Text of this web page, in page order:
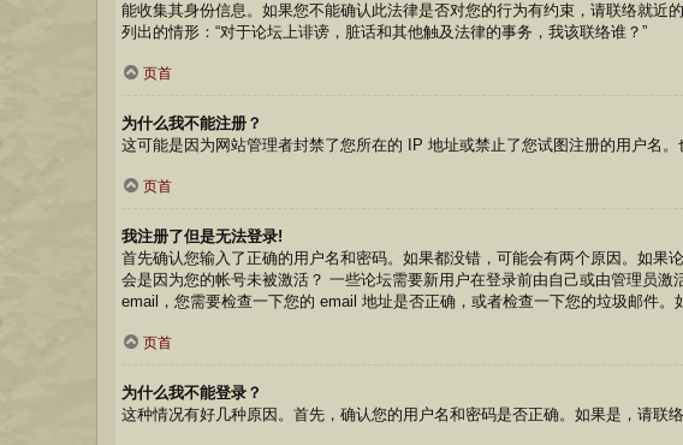
能收集其身份信息。如果您不能确认此法律是否对您的行为有约束，请联络就
列出的情形：“对于论坛上诽谤，脏话和其他触及法律的事务，我该联络谁？”
页首
为什么我不能注册？
这可能是因为网站管理者封禁了您所在的 IP 地址或禁止了您试图注册的用户名
页首
我注册了但是无法登录!
首先确认您输入了正确的用户名和密码。如果都没错，可能会有两个原因。如
会是因为您的帐号未被激活？ 一些论坛需要新用户在登录前由自己或由管理员
email，您需要检查一下您的 email 地址是否正确，或者检查一下您的垃圾邮件。
页首
为什么我不能登录？
这种情况有好几种原因。首先，确认您的用户名和密码是否正确。如果是，请联